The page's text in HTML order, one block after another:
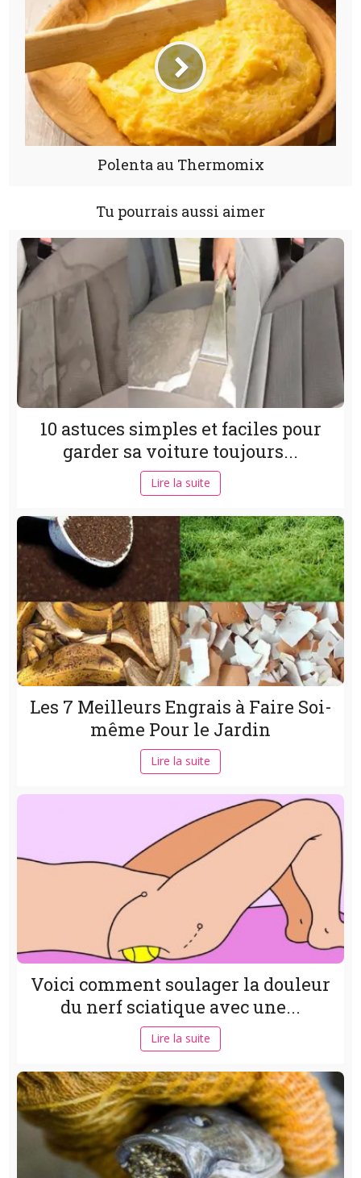
Polenta au Thermomix
Tu pourrais aussi aimer
10 astuces simples et faciles pour
garder sa voiture toujours...
Lire la suite
Les 7 Meilleurs Engrais à Faire Soi-
même Pour le Jardin
Lire la suite
Voici comment soulager la douleur
du nerf sciatique avec une...
Lire la suite